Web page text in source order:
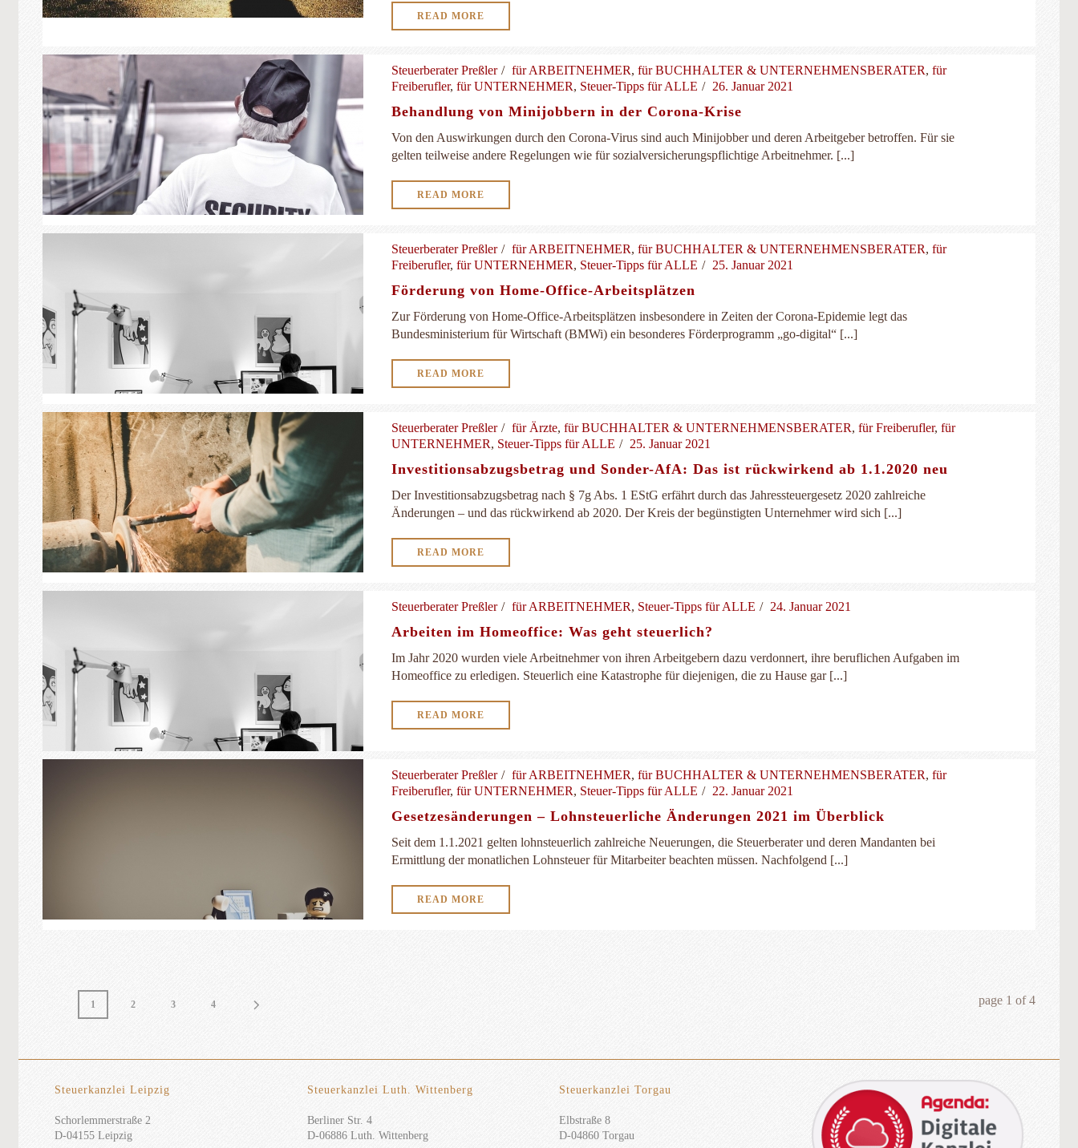
READ MORE
Steuerberater Preßler für ARBEITNEHMER, für BUCHHALTER & UNTERNEHMENSBERATER, für
Freiberufler, für UNTERNEHMER, Steuer-Tipps für ALLE 26. Januar 2021
Behandlung von Minijobbern in der Corona-Krise
Von den Auswirkungen durch den Corona-Virus sind auch Minijobber und deren Arbeitgeber betroffen. Für sie
gelten teilweise andere Regelungen wie für sozialversicherungspflichtige Arbeitnehmer. [...]
READ MORE
Steuerberater Preßler für ARBEITNEHMER, für BUCHHALTER & UNTERNEHMENSBERATER, für
Freiberufler, für UNTERNEHMER, Steuer-Tipps für ALLE 25. Januar 2021
Förderung von Home-Office-Arbeitsplätzen
Zur Förderung von Home-Office-Arbeitsplätzen insbesondere in Zeiten der Corona-Epidemie legt das
Bundesministerium für Wirtschaft (BMWi) ein besonderes Förderprogramm „go-digital“ [...]
READ MORE
Steuerberater Preßler für Ärzte, für BUCHHALTER & UNTERNEHMENSBERATER, für Freiberufler, für
UNTERNEHMER, Steuer-Tipps für ALLE 25. Januar 2021
Investitionsabzugsbetrag und Sonder-AfA: Das ist rückwirkend ab 1.1.2020 neu
Der Investitionsabzugsbetrag nach § 7g Abs. 1 EStG erfährt durch das Jahressteuergesetz 2020 zahlreiche
Änderungen – und das rückwirkend ab 2020. Der Kreis der begünstigten Unternehmer wird sich [...]
READ MORE
Steuerberater Preßler für ARBEITNEHMER, Steuer-Tipps für ALLE 24. Januar 2021
Arbeiten im Homeoffice: Was geht ­steuerlich?
Im Jahr 2020 wurden viele Arbeitnehmer von ihren Arbeitgebern dazu verdonnert, ihre beruflichen Aufgaben im
Homeoffice zu erledigen. Steuerlich eine Katastrophe für diejenigen, die zu Hause gar [...]
READ MORE
Steuerberater Preßler für ARBEITNEHMER, für BUCHHALTER & UNTERNEHMENSBERATER, für
Freiberufler, für UNTERNEHMER, Steuer-Tipps für ALLE 22. Januar 2021
Gesetzesänderungen – Lohnsteuerliche Änderungen 2021 im Überblick
Seit dem 1.1.2021 gelten lohnsteuerlich zahlreiche Neuerungen, die Steuerberater und deren Mandanten bei
Ermittlung der monatlichen Lohnsteuer für Mitarbeiter beachten müssen. Nachfolgend [...]
READ MORE
1 2 3 4 page 1 of4
Steuerkanzlei Leipzig
Schorlemmerstraße 2
D-04155 Leipzig
Steuerkanzlei Luth. Wittenberg
Berliner Str. 4
D-06886 Luth. Wittenberg
Steuerkanzlei Torgau
Elbstraße 8
D-04860 Torgau